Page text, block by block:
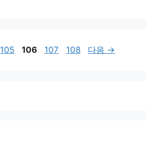
페
105
페
106
페
107
페
108 다음 →